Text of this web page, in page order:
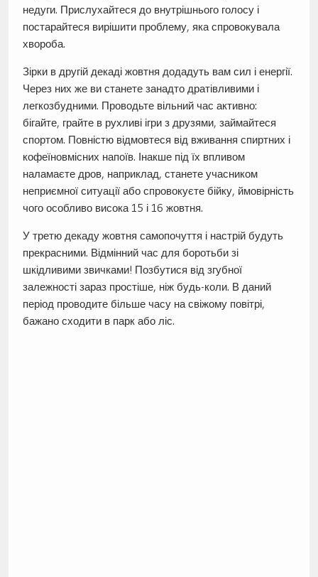
недуги. Прислухайтеся до внутрішнього голосу і
постарайтеся вирішити проблему, яка спровокувала
хвороба.
Зірки в другій декаді жовтня додадуть вам сил і енергії.
Через них же ви станете занадто дратівливими і
легкозбудними. Проводьте вільний час активно:
бігайте, грайте в рухливі ігри з друзями, займайтеся
спортом. Повністю відмовтеся від вживання спиртних і
кофеїновмісних напоїв. Інакше під їх впливом
наламаєте дров, наприклад, станете учасником
неприємної ситуації або спровокуєте бійку, ймовірність
чого особливо висока 15 і 16 жовтня.
У третю декаду жовтня самопочуття і настрій будуть
прекрасними. Відмінний час для боротьби зі
шкідливими звичками! Позбутися від згубної
залежності зараз простіше, ніж будь-коли. В даний
період проводите більше часу на свіжому повітрі,
бажано сходити в парк або ліс.